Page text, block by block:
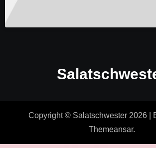
Copyright © Salatschwester 2026
Themeansar.